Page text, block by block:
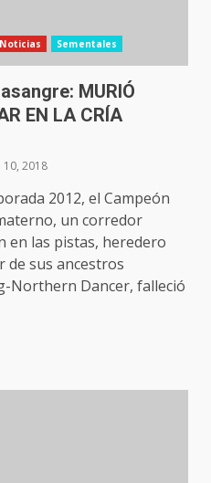
Noticias Sementales
MURIÓ
EN LA CRÍA
10, 2018
2012, el Campeón
un corredor
en las pistas, heredero
sus ancestros
Northern Dancer, falleció